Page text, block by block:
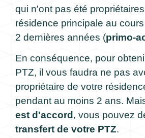
qui n'ont pas été
résidence principale au
2 dernières années (primo-
En conséquence, pour
PTZ, il vous faudra ne pas
propriétaire de votre
pendant au moins 2 ans.
est d'accord , vous pouvez
transfert de votre PTZ.